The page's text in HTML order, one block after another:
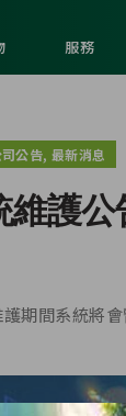
服務
公告, 最新消息
維護公
期間系統將